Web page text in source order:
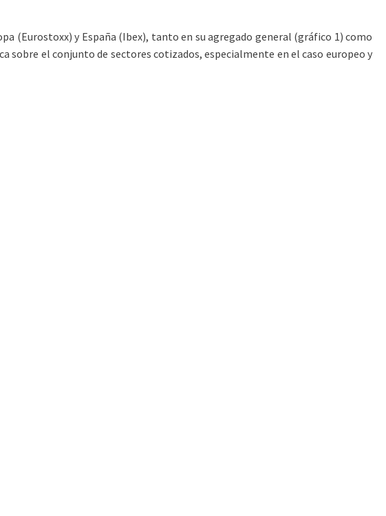
(Eurostoxx) y España (Ibex), tanto en su agregado general (gráfico 1) como
el conjunto de sectores cotizados, especialmente en el caso europeo y